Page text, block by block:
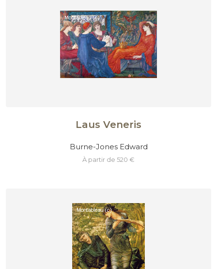
Laus Veneris
Burne-Jones Edward
à partir de 520 €